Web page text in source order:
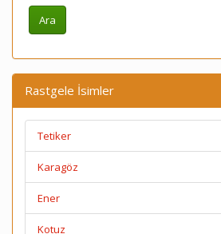
Rastgele İsimler
Tetiker
Karagöz
Ener
Kotuz